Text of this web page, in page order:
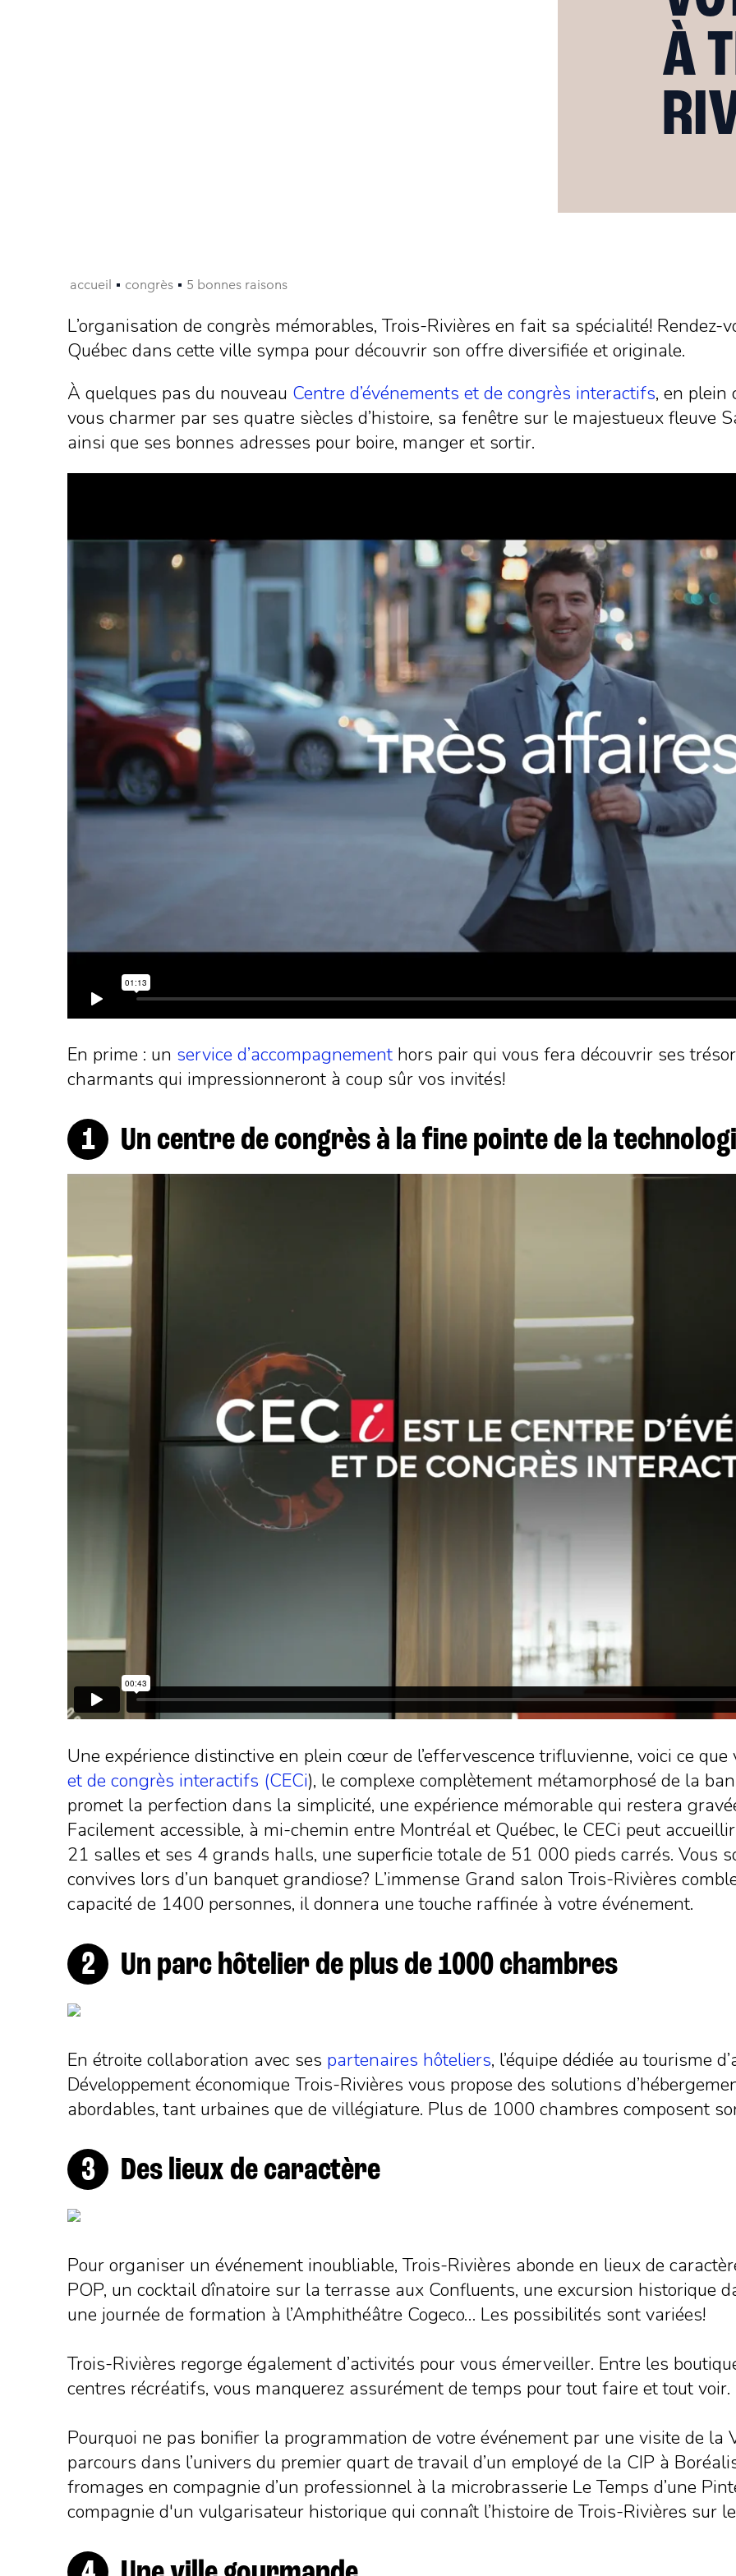
À
accueil congrès 5 bonnes raisons
L’organisation de congrès mémorables, Trois-Rivières en fait sa spécialité!
Québec dans cette ville sympa pour découvrir son offre diversifiée et originale.
À quelques pas du nouveau Centre d’événements et de congrès interactifs, en plein
vous charmer par ses quatre siècles d’histoire, sa fenêtre sur le majestueux fleuve
ainsi que ses bonnes adresses pour boire, manger et sortir.
En prime : un service d’accompagnement hors pair qui vous fera découvrir ses
charmants qui impressionneront à coup sûr vos invités!
Un centre de congrès à la fine pointe de la
Une expérience distinctive en plein cœur de l’effervescence trifluvienne, voici ce
et de congrès interactifs (CECi), le complexe complètement métamorphosé de la
promet la perfection dans la simplicité, une expérience mémorable qui restera
Facilement accessible, à mi-chemin entre Montréal et Québec, le CECi peut
21 salles et ses 4 grands halls, une superficie totale de 51 000 pieds carrés. Vous
convives lors d’un banquet grandiose? L’immense Grand salon Trois-Rivières
capacité de 1400 personnes, il donnera une touche raffinée à votre événement.
Un parc hôtelier de plus de 1000 chambres
En étroite collaboration avec ses partenaires hôteliers, l’équipe dédiée au tourisme
Développement économique Trois-Rivières vous propose des solutions
abordables, tant urbaines que de villégiature. Plus de 1000 chambres composent
Des lieux de caractère
Pour organiser un événement inoubliable, Trois-Rivières abonde en lieux de
POP, un cocktail dînatoire sur la terrasse aux Confluents, une excursion historique
une journée de formation à l’Amphithéâtre Cogeco… Les possibilités sont variées!
Trois-Rivières regorge également d’activités pour vous émerveiller. Entre les
centres récréatifs, vous manquerez assurément de temps pour tout faire et tout voir.
Pourquoi ne pas bonifier la programmation de votre événement par une visite de la
parcours dans l’univers du premier quart de travail d’un employé de la CIP à
fromages en compagnie d’un professionnel à la microbrasserie Le Temps d’une
compagnie d'un vulgarisateur historique qui connaît l’histoire de Trois-Rivières sur